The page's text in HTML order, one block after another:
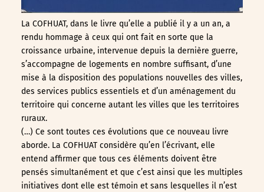
La COFHUAT, dans le livre qu’elle a publié il y a un an, a
rendu hommage à ceux qui ont fait en sorte que la
croissance urbaine, intervenue depuis la dernière guerre,
s’accompagne de logements en nombre suffisant, d’une
mise à la disposition des populations nouvelles des villes,
des services publics essentiels et d’un aménagement du
territoire qui concerne autant les villes que les territoires
ruraux.
(…) Ce sont toutes ces évolutions que ce nouveau livre
aborde. La COFHUAT considère qu’en l’écrivant, elle
entend affirmer que tous ces éléments doivent être
pensés simultanément et que c’est ainsi que les multiples
initiatives dont elle est témoin et sans lesquelles il n’est